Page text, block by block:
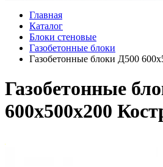
Главная
Каталог
Блоки стеновые
Газобетонные блоки
Газобетонные блоки Д500
Газобетонные
600х500х200